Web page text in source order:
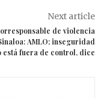
Next article
de violencia
AMLO; inseguridad
está fuera de control, dice